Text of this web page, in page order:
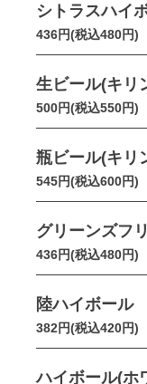
シトラスハイ
436円(税込480円)
生ビール(キリ
500円(税込550円)
瓶ビール(キリ
545円(税込600円)
グリーンズフ
436円(税込480円)
陸ハイボール
382円(税込420円)
ハイボール(ホ